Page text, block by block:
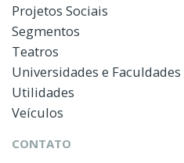
Projetos Sociais
Segmentos
Teatros
Universidades e Faculdades
Utilidades
Veículos
CONTATO